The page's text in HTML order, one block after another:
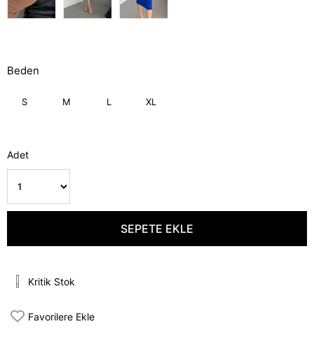
Beden
S M L XL
Adet
Kritik Stok
Favorilere Ekle